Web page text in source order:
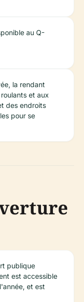
au Q-
la rendant
et aux
des endroits
pour se
publique
est accessible
et est